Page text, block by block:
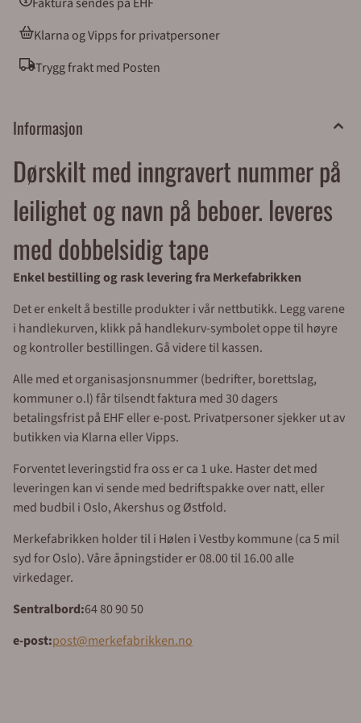
Klarna og Vipps for privatpersoner
Trygg frakt med Posten
Informasjon
Dørskilt med inngravert nummer på
leilighet og navn på beboer. leveres
med dobbelsidig tape
Enkel bestilling og rask levering fra Merkefabrikken
Det er enkelt å bestille produkter i vår nettbutikk. Legg varene
i handlekurven, klikk på handlekurv-symbolet oppe til høyre
og kontroller bestillingen. Gå videre til kassen.
Alle med et organisasjonsnummer (bedrifter, borettslag,
kommuner o.l) får tilsendt faktura med 30 dagers
betalingsfrist på EHF eller e-post. Privatpersoner sjekker ut av
butikken via Klarna eller Vipps.
Forventet leveringstid fra oss er ca 1 uke. Haster det med
leveringen kan vi sende med bedriftspakke over natt, eller
med budbil i Oslo, Akershus og Østfold.
Merkefabrikken holder til i Hølen i Vestby kommune (ca 5 mil
syd for Oslo). Våre åpningstider er 08.00 til 16.00 alle
virkedager.
Sentralbord:64 80 90 50
e-post:post@merkefabrikken.no